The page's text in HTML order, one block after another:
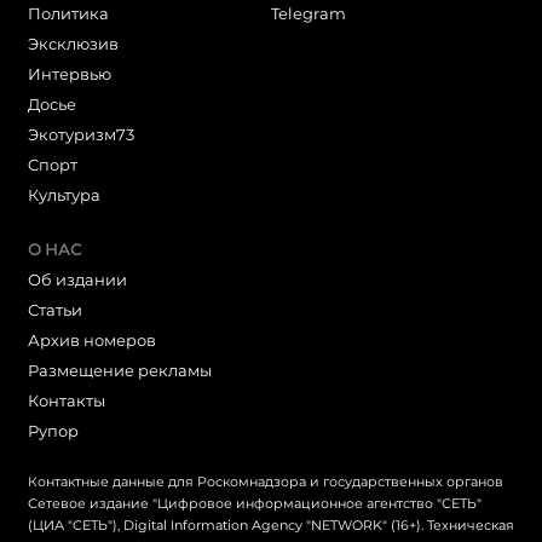
Политика
Эксклюзив
Интервью
Досье
Экотуризм73
Cпорт
Культура
Telegram
О НАС
Об издании
Статьи
Архив номеров
Размещение рекламы
Контакты
Рупор
Контактные данные для Роскомнадзора и государственных органов
Сетевое издание "Цифровое информационное агентство "СЕТЬ"
(ЦИА "СЕТЬ"), Digital Information Agency "NETWORK" (16+). Техническая